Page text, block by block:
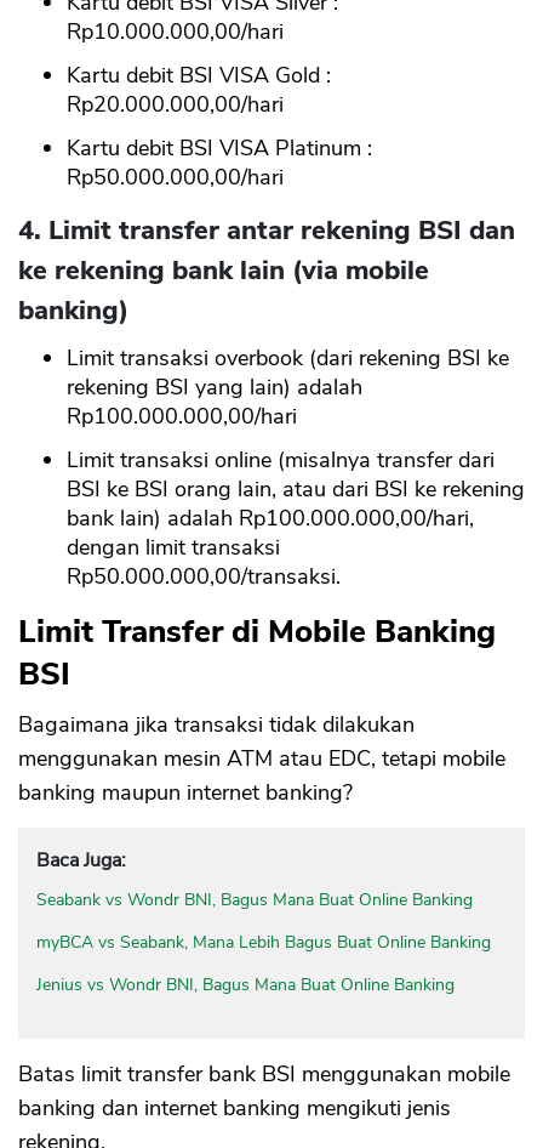
Rp10.000.000,00/hari
Kartu debit BSI VISA Gold :
Rp20.000.000,00/hari
Kartu debit BSI VISA Platinum :
Rp50.000.000,00/hari
4. Limit transfer antar rekening BSI dan
ke rekening bank lain (via mobile
banking)
Limit transaksi overbook (dari rekening BSI ke
rekening BSI yang lain) adalah
Rp100.000.000,00/hari
Limit transaksi online (misalnya transfer dari
BSI ke BSI orang lain, atau dari BSI ke rekening
bank lain) adalah Rp100.000.000,00/hari,
dengan limit transaksi
Rp50.000.000,00/transaksi.
Limit Transfer di Mobile Banking
BSI
Bagaimana jika transaksi tidak dilakukan
menggunakan mesin ATM atau EDC, tetapi mobile
banking maupun internet banking?
Baca Juga:
Seabank vs Wondr BNI, Bagus Mana Buat Online Banking
myBCA vs Seabank, Mana Lebih Bagus Buat Online Banking
Jenius vs Wondr BNI, Bagus Mana Buat Online Banking
Batas limit transfer bank BSI menggunakan mobile
banking dan internet banking mengikuti jenis
rekening.